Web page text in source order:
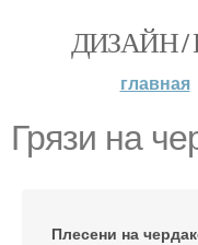
ДИЗАЙН /
главная
Грязи на
Плесени на